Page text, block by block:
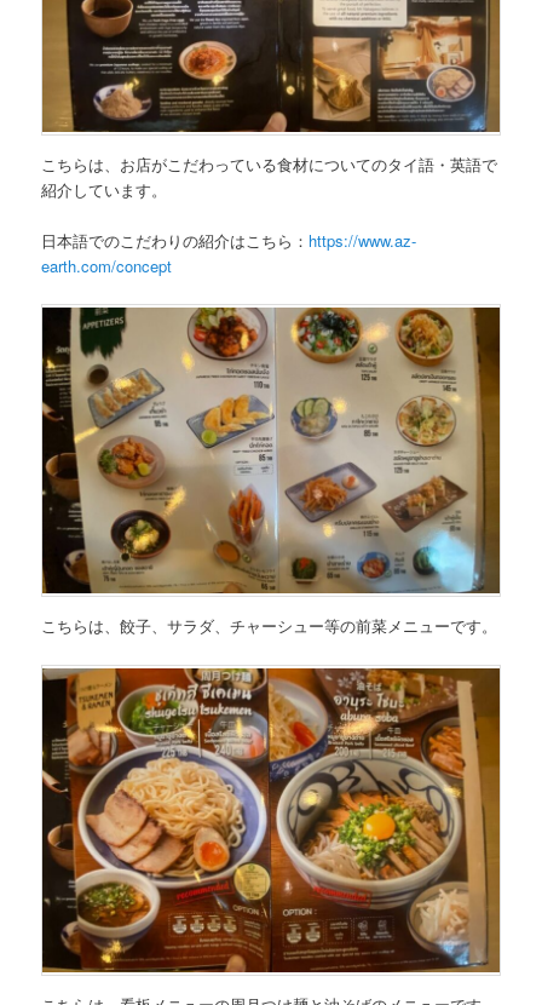
こちらは、 お店がこだわっている食材についてのタイ語・英語で
紹介しています。
日本語でのこだわりの紹介はこちら： https://www.az-
earth.com/concept
こちらは、餃子、サラダ、チャーシュー等の前菜メニューです。